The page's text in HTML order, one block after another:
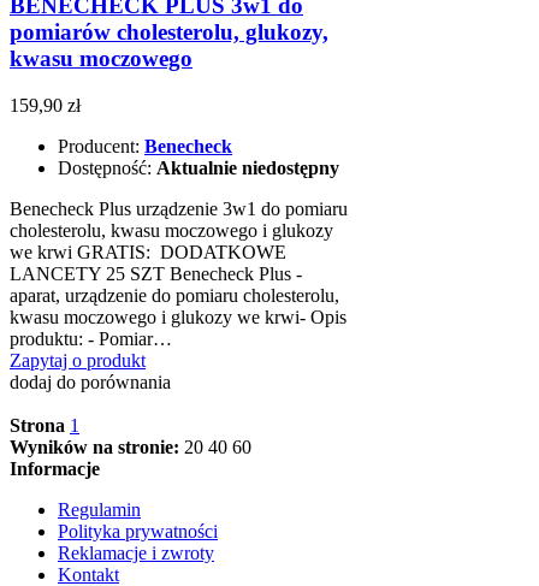
BENECHECK PLUS 3w1 do
pomiarów cholesterolu, glukozy,
kwasu moczowego
159,90 zł
Producent: Benecheck
Dostępność: Aktualnie niedostępny
Benecheck Plus urządzenie 3w1 do pomiaru
cholesterolu, kwasu moczowego i glukozy
we krwi GRATIS: DODATKOWE
LANCETY 25 SZT Benecheck Plus -
aparat, urządzenie do pomiaru cholesterolu,
kwasu moczowego i glukozy we krwi- Opis
produktu: - Pomiar…
Zapytaj o produkt
dodaj do porównania
Strona 1
Wyników na stronie: 20 40 60
Informacje
Regulamin
Polityka prywatności
Reklamacje i zwroty
Kontakt